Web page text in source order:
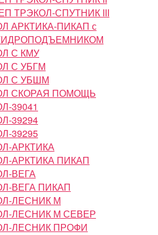
ТРЭКОЛ-СПУТНИК III
АРКТИКА-ПИКАП с
С КМУ
С УБГМ
С УБШМ
СКОРАЯ ПОМОЩЬ
39041
39294
39295
АРКТИКА
АРКТИКА ПИКАП
ВЕГА
ВЕГА ПИКАП
ЛЕСНИК М
ЛЕСНИК М СЕВЕР
ЛЕСНИК ПРОФИ